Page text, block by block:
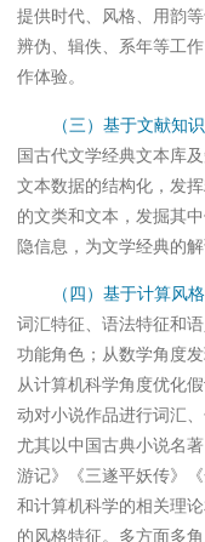
提供时代、风格、用韵
辨伪、辑佚、系年等工
作体验。
（三）基于文献知
国古代文学经典文本库
文本数据的结构化，发
的文类和文本，发掘其
隐信息，为文学经典的
（四）基于计算风
词汇特征、语法特征和
功能角色；从数学角度
从计算机科学角度优化
动对小说作品进行词汇
尤其以中国古典小说名
游记》《三遂平妖传》
和计算机科学的相关理
的风格特征。多方面多